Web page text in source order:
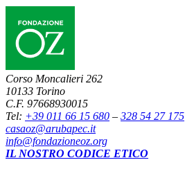
Corso Moncalieri 262
10133 Torino
C.F. 97668930015
Tel: +39 011 66 15 680 – 328 54 27 175
casaoz@arubapec.it
info@fondazioneoz.org
IL NOSTRO CODICE ETICO